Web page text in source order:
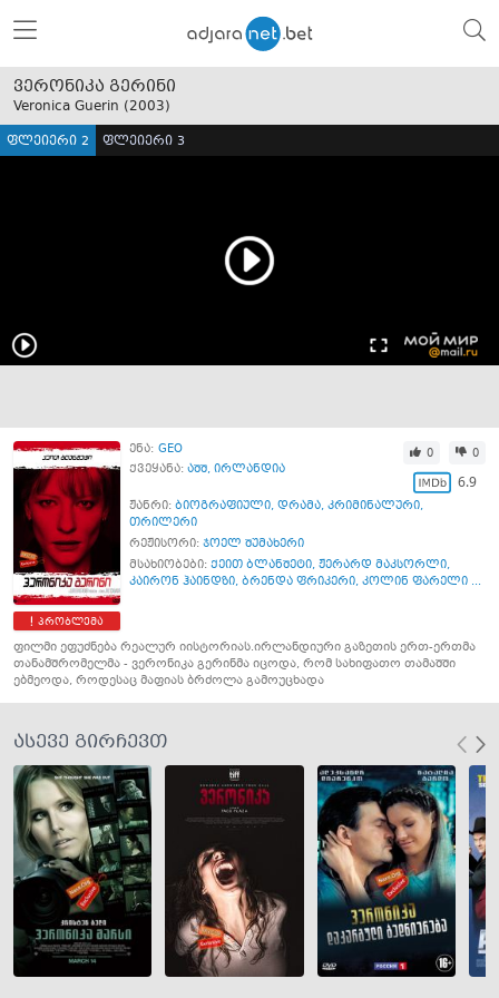
ვერონიკა გერინი
Veronica Guerin (2003)
ფლეიერი 2 ფლეიერი 3
პრობლემა
ენა: GEO
ქვეყანა: აშშ, ირლანდია
0 0
6.9
ჟანრი: ბიოგრაფიული, დრამა, კრიმინალური,
თრილერი
რეჟისორი: ჯოელ შუმახერი
მსახიობები: ქეით ბლანშეტი, ჟერარდ მაკსორლი,
კაირონ ჰაინდზი, ბრენდა ფრიკერი, კოლინ ფარელი ...
ფილმი ეფუძნება რეალურ იისტორიას.ირლანდიური გაზეთის ერთ-ერთმა
თანამშრომელმა - ვერონიკა გერინმა იცოდა, რომ სახიფათო თამაშში
ებმეოდა, როდესაც მაფიას ბრძოლა გამოუცხადა
ასევე გირჩევთ